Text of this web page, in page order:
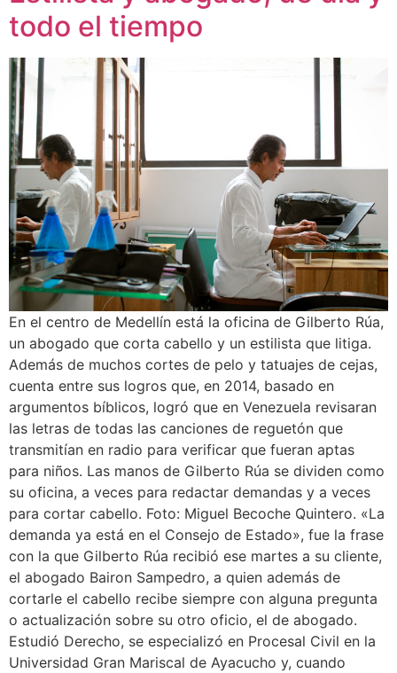
todo el tiempo
En el centro de Medellín está la oficina de Gilberto Rúa,
un abogado que corta cabello y un estilista que litiga.
Además de muchos cortes de pelo y tatuajes de cejas,
cuenta entre sus logros que, en 2014, basado en
argumentos bíblicos, logró que en Venezuela revisaran
las letras de todas las canciones de reguetón que
transmitían en radio para verificar que fueran aptas
para niños. Las manos de Gilberto Rúa se dividen como
su oficina, a veces para redactar demandas y a veces
para cortar cabello. Foto: Miguel Becoche Quintero. «La
demanda ya está en el Consejo de Estado», fue la frase
con la que Gilberto Rúa recibió ese martes a su cliente,
el abogado Bairon Sampedro, a quien además de
cortarle el cabello recibe siempre con alguna pregunta
o actualización sobre su otro oficio, el de abogado.
Estudió Derecho, se especializó en Procesal Civil en la
Universidad Gran Mariscal de Ayacucho y, cuando